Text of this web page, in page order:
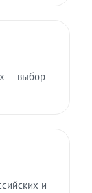
— выбор
и